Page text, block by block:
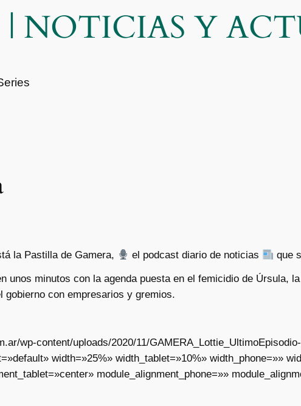
| NOTICIAS Y
la Pastilla de Gamera, el podcast diario de noticias que
unos minutos con la agenda puesta en el femicidio de Úrsula,
con empresarios y gremios.
wp-content/uploads/2020/11/
width=»25%» width_tablet=»10%» width_phone=»»
module_alignment_phone=»»